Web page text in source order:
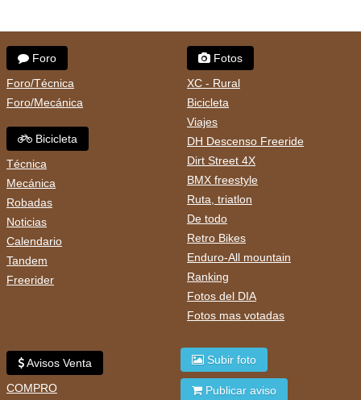
Foro
Foro/Técnica
Foro/Mecánica
Bicicleta
Técnica
Mecánica
Robadas
Noticias
Calendario
Tandem
Freerider
Fotos
XC - Rural
Bicicleta
Viajes
DH Descenso Freeride
Dirt Street 4X
BMX freestyle
Ruta, triatlon
De todo
Retro Bikes
Enduro-All mountain
Ranking
Fotos del DIA
Fotos mas votadas
Avisos Venta
COMPRO
Subir foto
Publicar aviso